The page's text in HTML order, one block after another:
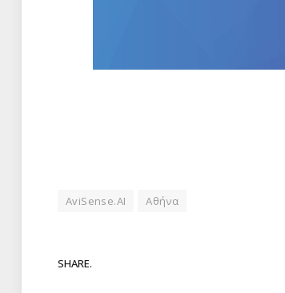
AviSense.AI Αθήνα
SHARE.